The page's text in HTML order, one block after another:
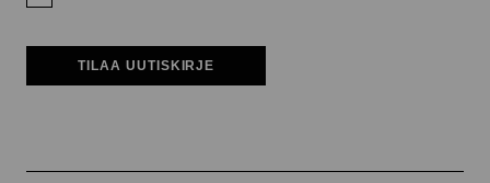
TILAA UUTISKIRJE